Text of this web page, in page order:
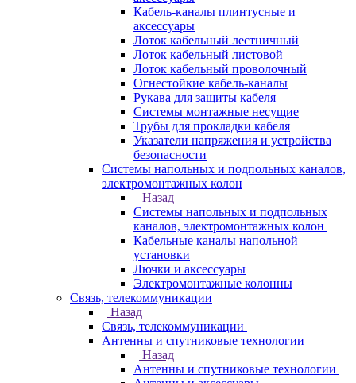
Кабель-каналы плинтусные и
аксессуары
Лоток кабельный лестничный
Лоток кабельный листовой
Лоток кабельный проволочный
Огнестойкие кабель-каналы
Рукава для защиты кабеля
Системы монтажные несущие
Трубы для прокладки кабеля
Указатели напряжения и устройства
безопасности
Системы напольных и подпольных каналов,
электромонтажных колон
Назад
Системы напольных и подпольных
каналов, электромонтажных колон
Кабельные каналы напольной
установки
Лючки и аксессуары
Электромонтажные колонны
Связь, телекоммуникации
Назад
Связь, телекоммуникации
Антенны и спутниковые технологии
Назад
Антенны и спутниковые технологии